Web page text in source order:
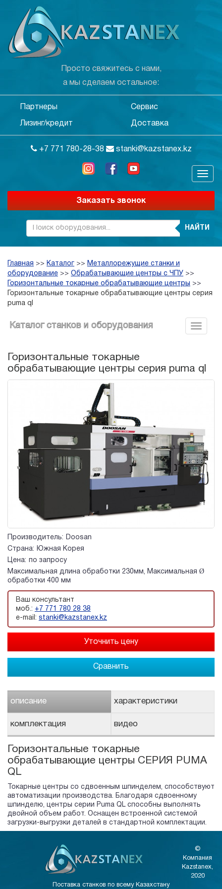
Просто свяжитесь с нами,
а мы сделаем остальное:
Партнеры Сервис
Лизинг/кредит Доставка
+7 771 780-28-38 stanki@kazstanex.kz
Заказать звонок
НАЙТИ
Главная >> Каталог >> Металлорежущие станки и
оборудование >> Обрабатывающие центры с ЧПУ >>
Горизонтальные токарные обрабатывающие центры
>>
Горизонтальные токарные обрабатывающие центры серия
puma ql
Каталог станков и оборудования
Горизонтальные токарные
обрабатывающие центры серия puma ql
Производитель:
Doosan
Страна:
Южная Корея
Цена:
по запросу
Максимальная длина обработки 230мм, Максимальная Ø
обработки 400 мм
Ваш консультант
моб.: +7 771 780 28 38
e-mail: stanki@kazstanex.kz
Сравнить
описание характеристики
комплектация видео
Горизонтальные токарные
обрабатывающие центры СЕРИЯ PUMA
QL
Токарные центры со сдвоенным шпинделем, способствуют
автоматизации производства. Благодаря сдвоенному
шпинделю, центры серии Puma QL способны выполнять
двойной объем работ. Оснащен встроенной системой
загрузки-выгрузки деталей в стандартной комплектации.
©
Компания
Kazstanex,
2020
Поставка станков по всему Казахстану